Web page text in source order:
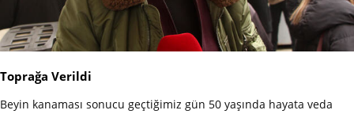
Toprağa Verildi
Beyin kanaması sonucu geçtiğimiz gün 50 yaşında hayata veda